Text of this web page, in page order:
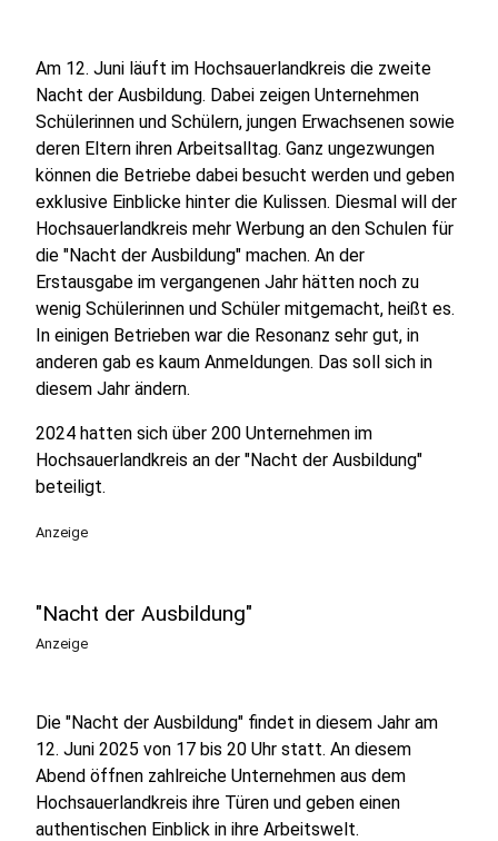
Am 12. Juni läuft im Hochsauerlandkreis die zweite
Nacht der Ausbildung. Dabei zeigen Unternehmen
Schülerinnen und Schülern, jungen Erwachsenen sowie
deren Eltern ihren Arbeitsalltag. Ganz ungezwungen
können die Betriebe dabei besucht werden und geben
exklusive Einblicke hinter die Kulissen. Diesmal will der
Hochsauerlandkreis mehr Werbung an den Schulen für
die "Nacht der Ausbildung" machen. An der
Erstausgabe im vergangenen Jahr hätten noch zu
wenig Schülerinnen und Schüler mitgemacht, heißt es.
In einigen Betrieben war die Resonanz sehr gut, in
anderen gab es kaum Anmeldungen. Das soll sich in
diesem Jahr ändern.
2024 hatten sich über 200 Unternehmen im
Hochsauerlandkreis an der "Nacht der Ausbildung"
beteiligt.
Anzeige
"Nacht der Ausbildung"
Anzeige
Die "Nacht der Ausbildung" findet in diesem Jahr am
12. Juni 2025 von 17 bis 20 Uhr statt. An diesem
Abend öffnen zahlreiche Unternehmen aus dem
Hochsauerlandkreis ihre Türen und geben einen
authentischen Einblick in ihre Arbeitswelt.